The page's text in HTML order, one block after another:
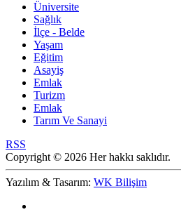
Üniversite
Sağlık
İlçe - Belde
Yaşam
Eğitim
Asayiş
Emlak
Turizm
Emlak
Tarım Ve Sanayi
RSS
Copyright © 2026 Her hakkı saklıdır.
Yazılım & Tasarım: WK Bilişim